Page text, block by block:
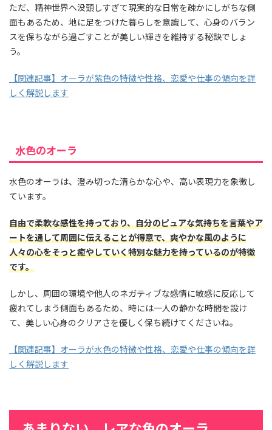
ただ、精神世界へ没頭しすぎて現実的な日常を疎かにしがちな側
面もあるため、地に足をつけた暮らしを意識して、心身のバラン
スを保ちながら過ごすことが美しい輝きを維持する秘訣でしょ
う。
【関連記事】オーラが紫色の特徴や性格、恋愛や仕事の傾向を詳
しく解説します
水色のオーラ
水色のオーラは、澄み切った清らかな心や、高い表現力を象徴し
ています。
自由で柔軟な感性を持っており、自分のピュアな気持ちを言葉やア
ートを通して周囲に伝えることが得意で、爽やかな風のように
人々の心をそっと癒やしていく特別な魅力を持っているのが特徴
です。
しかし、周囲の環境や他人のネガティブな感情に敏感に反応して
疲れてしまう側面もあるため、時には一人の静かな時間を設け
て、美しい心身のクリアさを優しく保ち続けてくださいね。
【関連記事】オーラが水色の特徴や性格、恋愛や仕事の傾向を詳
しく解説します